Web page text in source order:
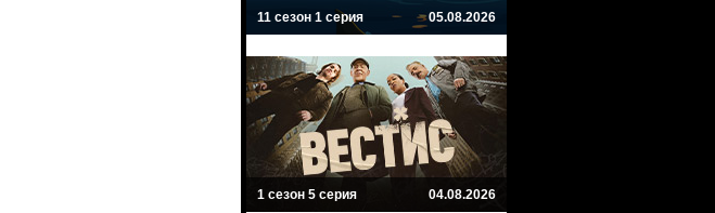
11 сезон 1 серия 05.08.2026
1 сезон 5 серия 04.08.2026